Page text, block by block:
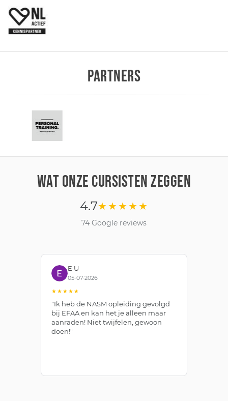
PARTNERS
WAT ONZE CURSISTEN ZEGGEN
4.7★★★★★
74 Google reviews
E U
05-07-2026
★★★★★
"Ik heb de NASM opleiding gevolgd
bij EFAA en kan het je alleen maar
aanraden! Niet twijfelen, gewoon
doen!"